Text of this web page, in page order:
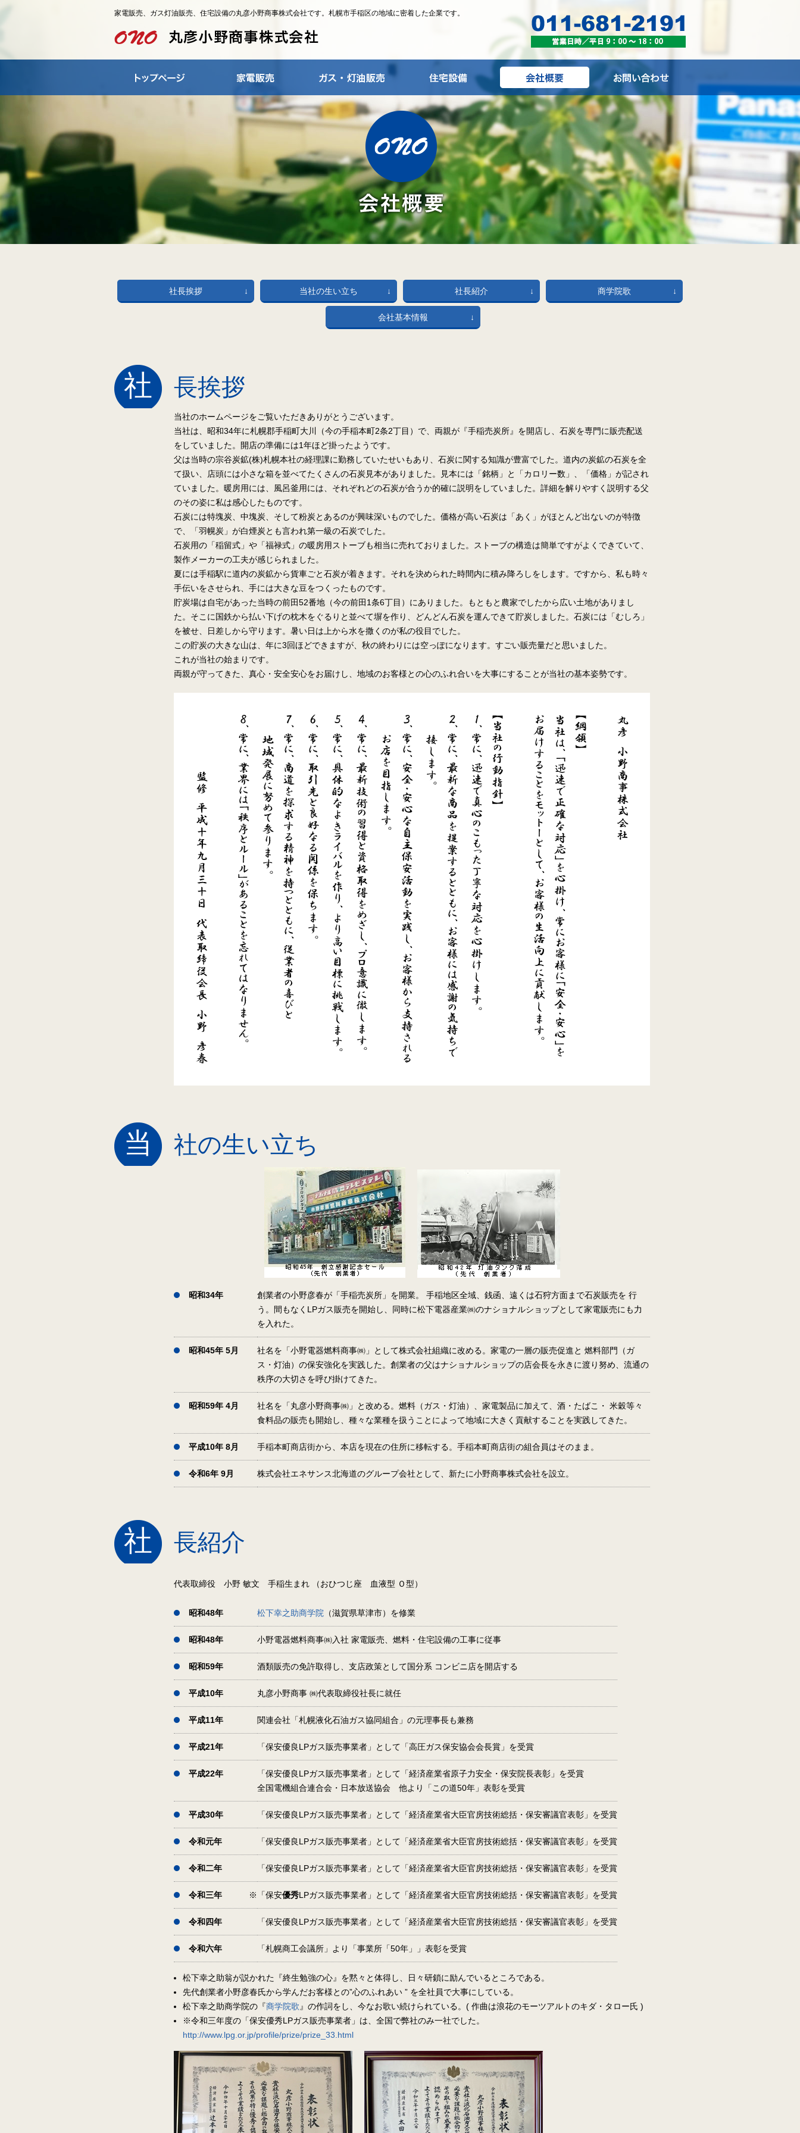
家電販売、ガス灯油販売、住宅設備の丸彦小野商事株式会社です。札幌市手稲区の地域に密着した企業です。
社長挨拶 当社の生い立ち 社長紹介 商学院歌
会社基本情報
社 長挨拶
当社のホームページをご覧いただきありがとうございます。
当社は、昭和34年に札幌郡手稲町大川（今の手稲本町2条2丁目）で、両親が『手稲売炭所』を開店し、石炭を専門に販売配送
をしていました。開店の準備には1年ほど掛ったようです。
父は当時の宗谷炭鉱(株)札幌本社の経理課に勤務していたせいもあり、石炭に関する知識が豊富でした。道内の炭鉱の石炭を全
て扱い、店頭には小さな箱を並べてたくさんの石炭見本がありました。見本には「銘柄」と「カロリー数」、「価格」が記され
ていました。暖房用には、風呂釜用には、それぞれどの石炭が合うか的確に説明をしていました。詳細を解りやすく説明する父
のその姿に私は感心したものです。
石炭には特塊炭、中塊炭、そして粉炭とあるのが興味深いものでした。価格が高い石炭は「あく」がほとんど出ないのが特徴
で、「羽幌炭」が白煙炭とも言われ第一級の石炭でした。
石炭用の「稲留式」や「福禄式」の暖房用ストーブも相当に売れておりました。ストーブの構造は簡単ですがよくできていて、
製作メーカーの工夫が感じられました。
夏には手稲駅に道内の炭鉱から貨車ごと石炭が着きます。それを決められた時間内に積み降ろしをします。ですから、私も時々
手伝いをさせられ、手には大きな豆をつくったものです。
貯炭場は自宅があった当時の前田52番地（今の前田1条6丁目）にありました。もともと農家でしたから広い土地がありまし
た。そこに国鉄から払い下げの枕木をぐるりと並べて塀を作り、どんどん石炭を運んできて貯炭しました。石炭には「むしろ」
を被せ、日差しから守ります。暑い日は上から水を撒くのが私の役目でした。
この貯炭の大きな山は、年に3回ほどできますが、秋の終わりには空っぽになります。すごい販売量だと思いました。
これが当社の始まりです。
両親が守ってきた、真心・安全安心をお届けし、地域のお客様との心のふれ合いを大事にすることが当社の基本姿勢です。
当 社の生い立ち
昭和34年
創業者の小野彦春が「手稲売炭所」を開業。 手稲地区全域、銭函、遠くは石狩方面まで石炭販売を 行
う。間もなくLPガス販売を開始し、同時に松下電器産業㈱のナショナルショップとして家電販売にも力
を入れた。
昭和45年 5月
社名を「小野電器燃料商事㈱」として株式会社組織に改める。家電の一層の販売促進と 燃料部門（ガ
ス・灯油）の保安強化を実践した。創業者の父はナショナルショップの店会長を永きに渡り努め、流通の
秩序の大切さを呼び掛けてきた。
昭和59年 4月
社名を「丸彦小野商事㈱」と改める。燃料（ガス・灯油）、家電製品に加えて、酒・たばこ・ 米穀等々
食料品の販売も開始し、種々な業種を扱うことによって地域に大きく貢献することを実践してきた。
平成10年 8月 手稲本町商店街から、本店を現在の住所に移転する。手稲本町商店街の組合員はそのまま。
令和6年 9月 株式会社エネサンス北海道のグループ会社として、新たに小野商事株式会社を設立。
社 長紹介
代表取締役 小野 敏文 手稲生まれ （おひつじ座 血液型 Ｏ型）
昭和48年 松下幸之助商学院 （滋賀県草津市）を修業
昭和48年 小野電器燃料商事㈱入社 家電販売、燃料・住宅設備の工事に従事
昭和59年 酒類販売の免許取得し、支店政策として国分系 コンビニ店を開店する
平成10年 丸彦小野商事 ㈱代表取締役社長に就任
平成11年 関連会社「札幌液化石油ガス協同組合」の元理事長も兼務
平成21年 「保安優良LPガス販売事業者」として「高圧ガス保安協会会長賞」を受賞
平成22年
「保安優良LPガス販売事業者」として「経済産業省原子力安全・保安院長表彰」を受賞
全国電機組合連合会・日本放送協会 他より「この道50年」表彰を受賞
平成30年 「保安優良LPガス販売事業者」として「経済産業省大臣官房技術総括・保安審議官表彰」を受賞
令和元年 「保安優良LPガス販売事業者」として「経済産業省大臣官房技術総括・保安審議官表彰」を受賞
令和二年 「保安優良LPガス販売事業者」として「経済産業省大臣官房技術総括・保安審議官表彰」を受賞
令和三年 「保安優秀LPガス販売事業者」として「経済産業省大臣官房技術総括・保安審議官表彰」を受賞
令和四年 「保安優良LPガス販売事業者」として「経済産業省大臣官房技術総括・保安審議官表彰」を受賞
令和六年 「札幌商工会議所」より「事業所「50年」」表彰を受賞
松下幸之助翁が説かれた『終生勉強の心』を黙々と体得し、日々研鎖に励んでいるところである。
先代創業者小野彦春氏から学んだお客様との”心のふれあい ” を全社員で大事にしている。
松下幸之助商学院の『商学院歌 』の作詞をし、今なお歌い続けられている。( 作曲は浪花のモーツアルトのキダ・タロー氏 )
※令和三年度の「保安優秀LPガス販売事業者」は、全国で弊社のみ一社でした。
http://www.lpg.or.jp/profile/prize/prize_33.html